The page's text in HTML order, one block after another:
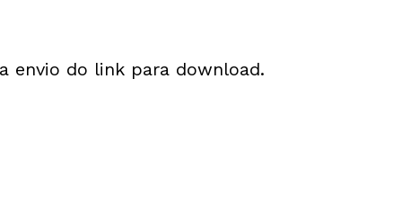
envio do link para download.